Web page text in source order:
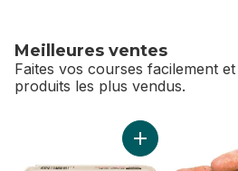
Meilleures ventes
Faites vos courses facilement
produits les plus vendus.
sauter Meilleures ventes
Ajouter Lot de